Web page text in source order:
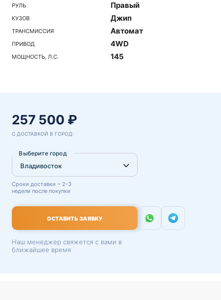
РУЛЬ Правый
КУЗОВ Джип
ТРАНСМИССИЯ Автомат
ПРИВОД 4WD
МОЩНОСТЬ, Л.С. 145
257 500 ₽
С ДОСТАВКОЙ В ГОРОД:
Выберите город
Сроки доставки ~ 2-3
недели после покупки
ОСТАВИТЬ ЗАЯВКУ
Наш менеджер свяжется с вами в
ближайшее время